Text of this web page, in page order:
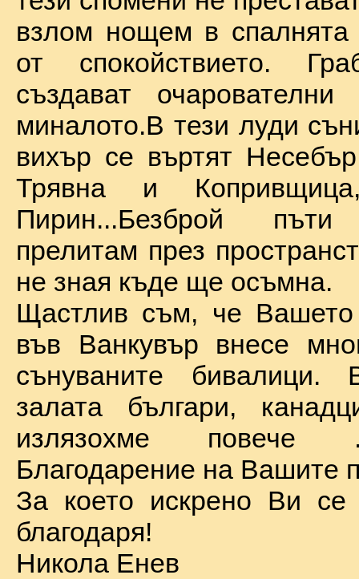
взлом нощем в спалнята
от спокойствието.
създават
миналото.В тези луди
вихър се въртят
Трявна и
Пирин...Безброй
прелитам през
не зная къде ще осъмна.
Щастлив съм, че Вашето
във Ванкувър внесе
сънуваните бивалици.
залата българи,
излязохме
Благодарение на Вашите
За което искрено Ви се
благодаря!
Никола Енев